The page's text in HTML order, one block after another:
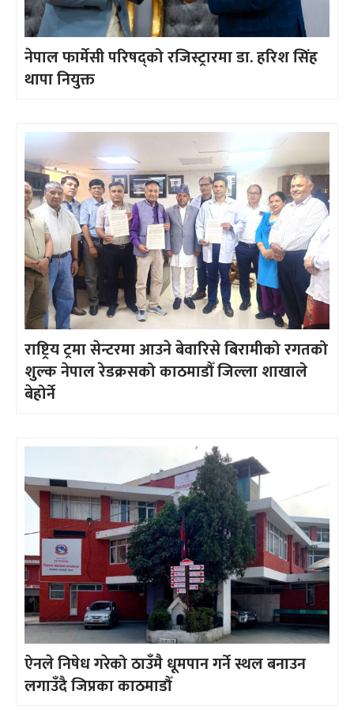
नेपाल फार्मेसी परिषद्को रजिस्ट्रारमा डा. हरिश सिंह
थापा नियुक्त
राष्ट्रिय ट्रमा सेन्टरमा आउने बेवारिसे बिरामीको रगतको
शुल्क नेपाल रेडक्रसको काठमाडौँ जिल्ला शाखाले
बेहोर्ने
ऐनले निषेध गरेको ठाउँमै धूमपान गर्ने स्थल बनाउन
लगाउँदै जिप्रका काठमाडौँ